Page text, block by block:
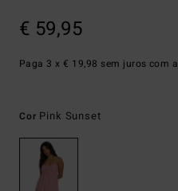
€ 59,95
Paga 3 x € 19,98 sem juros com a
Cor Pink Sunset